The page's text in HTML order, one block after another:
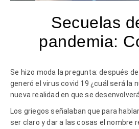
Secuelas
pandemia:
Se hizo moda la pregunta: después
generó el virus covid 19 ¿cuál será la
nueva realidad en que se
Los griegos señalaban que para
ser claro y dar a las cosas el nombre